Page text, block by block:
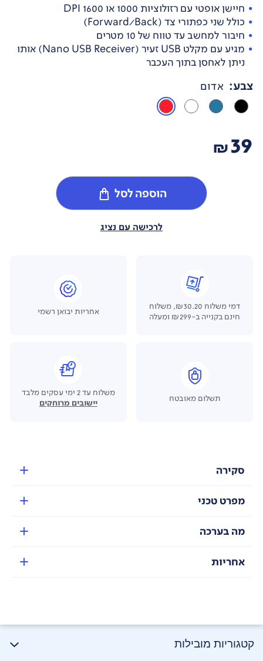
חיישן אופטי עם רזולוציות 1000 או 1600 DPI
כולל שני כפתורי צד (Forward/Back)
חיבור למחשב עד טווח של 10 מטרים
מגיע עם מקלט USB זעיר (Nano USB Receiver) אותו
ניתן לאחסן בתוך העכבר
צבע: אדום
39
₪
הוספה לסל
לרכישה עם נציג
דמי משלוח ₪30.20, משלוח
חינם בקנייה ב-₪299 ומעלה
אחריות יבואן רשמי
תשלום מאובטח
משלוח עד 2 ימי עסקים מלבד
יישובים מרוחקים
סקירה
מפרט טכני
מה בערכה
אחריות
קטגוריות מובילות